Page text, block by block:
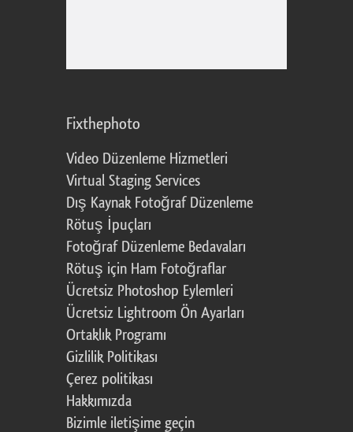
Fixthephoto
Video Düzenleme Hizmetleri
Virtual Staging Services
Dış Kaynak Fotoğraf Düzenleme
Rötuş İpuçları
Fotoğraf Düzenleme Bedavaları
Rötuş için Ham Fotoğraflar
Ücretsiz Photoshop Eylemleri
Ücretsiz Lightroom Ön Ayarları
Ortaklık Programı
Gizlilik Politikası
Çerez politikası
Hakkımızda
Bizimle iletişime geçin